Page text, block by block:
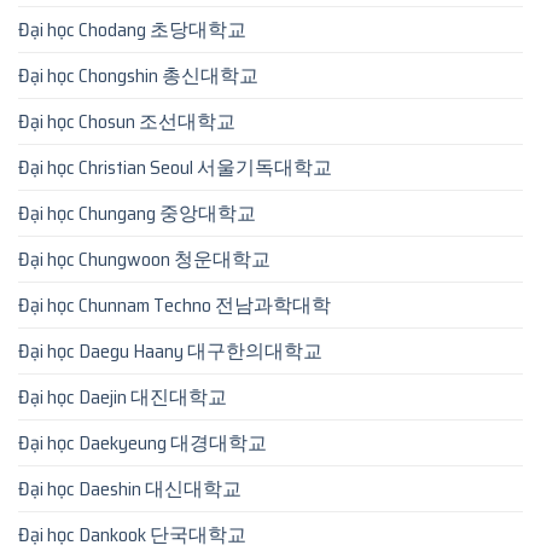
Đại học Chodang 초당대학교
Đại học Chongshin 총신대학교
Đại học Chosun 조선대학교
Đại học Christian Seoul 서울기독대학교
Đại học Chungang 중앙대학교
Đại học Chungwoon 청운대학교
Đại học Chunnam Techno 전남과학대학
Đại học Daegu Haany 대구한의대학교
Đại học Daejin 대진대학교
Đại học Daekyeung 대경대학교
Đại học Daeshin 대신대학교
Đại học Dankook 단국대학교